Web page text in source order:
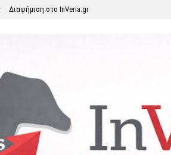
Διαφήμιση στο InVeria.gr